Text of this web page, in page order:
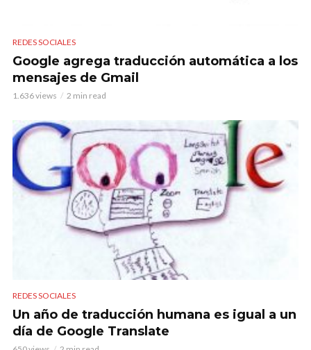
REDES SOCIALES
Google agrega traducción automática a los
mensajes de Gmail
1.636 views 2 min read
REDES SOCIALES
Un año de traducción humana es igual a un
día de Google Translate